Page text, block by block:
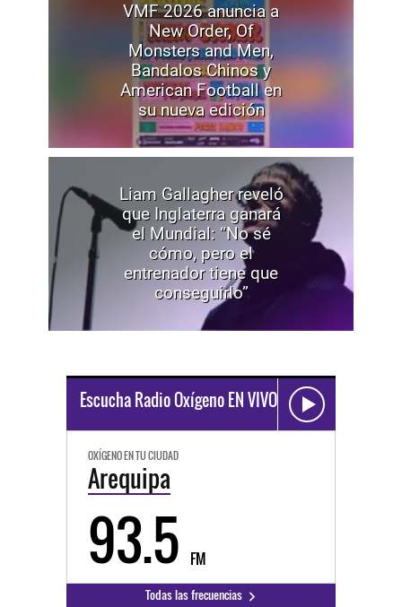
VMF 2026 anuncia a
New Order, Of
Monsters and Men,
Bandalos Chinos y
American Football en
su nueva edición
Liam Gallagher reveló
que Inglaterra ganará
el Mundial: “No sé
cómo, pero el
entrenador tiene que
conseguirlo”
Escucha Radio Oxígeno EN VIVO
OXÍGENO EN TU CIUDAD
Arequipa
93.5 FM
Todas las frecuencias